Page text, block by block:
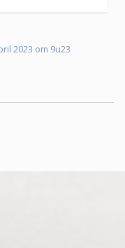
2023 om 9u23